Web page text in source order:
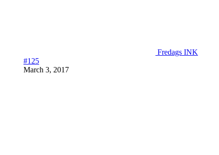
Fredags INK
#125
March 3, 2017